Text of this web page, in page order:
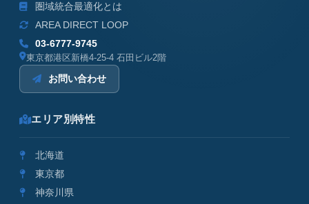
圏域統合最適化とは
AREA DIRECT LOOP
03-6777-9745
東京都港区新橋4-25-4 石田ビル2階
お問い合わせ
エリア別特性
北海道
東京都
神奈川県